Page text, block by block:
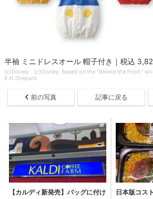
半袖 ミニドレスオール 帽子付き｜税込
(c)Disney (c)Disney. Based on the ”Winnie the Pooh”
E.H.Shepard.
前の写真 記事に戻る